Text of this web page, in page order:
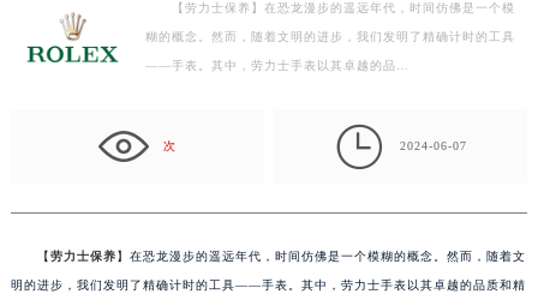
【劳力士保养】在恐龙漫步的遥远年代，时间仿佛是一个模
糊的概念。然而，随着文明的进步，我们发明了精确计时的工具
——手表。其中，劳力士手表以其卓越的品…
次  2024-06-07
【劳力士保养】在恐龙漫步的遥远年代，时间仿佛是一个模糊的概念。然而，随着文
明的进步，我们发明了精确计时的工具——手表。其中，劳力士手表以其卓越的品质和精